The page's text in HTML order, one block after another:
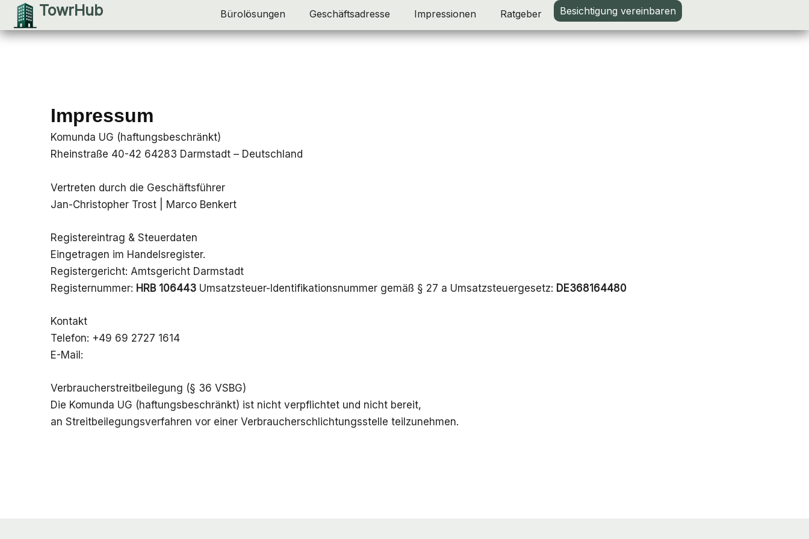
Zum
Inhalt
springen
TowrHub Bürolösungen Geschäftsadresse Impressionen Ratgeber Besichtigung vereinbaren
Impressum
Komunda UG (haftungsbeschränkt)
Rheinstraße 40-42 64283 Darmstadt – Deutschland
Vertreten durch die Geschäftsführer
Jan-Christopher Trost | Marco Benkert
Registereintrag & Steuerdaten
Eingetragen im Handelsregister.
Registergericht: Amtsgericht Darmstadt
Registernummer: HRB 106443 Umsatzsteuer-Identifikationsnummer gemäß § 27 a Umsatzsteuergesetz: DE368164480
Kontakt
Telefon: +49 69 2727 1614
E-Mail:
Verbraucherstreitbeilegung (§ 36 VSBG)
Die Komunda UG (haftungsbeschränkt) ist nicht verpflichtet und nicht bereit,
an Streitbeilegungsverfahren vor einer Verbraucherschlichtungsstelle teilzunehmen.